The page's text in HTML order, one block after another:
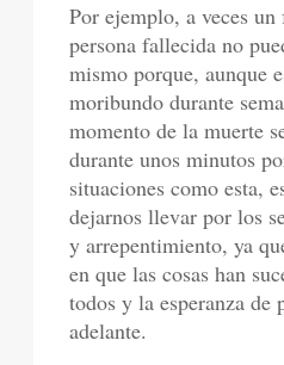
Por ejemplo, a veces
persona fallecida no
mismo porque, aunque
moribundo durante
momento de la muerte
durante unos minutos
situaciones como esta,
dejarnos llevar por los
y arrepentimiento, ya
en que las cosas han
todos y la esperanza de
adelante.